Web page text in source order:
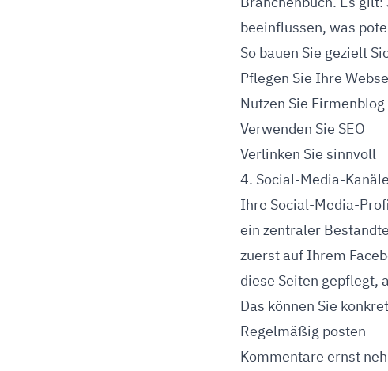
beeinflussen, was
So bauen Sie gezielt
Pflegen Sie Ihre
Nutzen Sie
Verwenden Sie SEO
Verlinken Sie sinnvoll
4. Social-Media-
Ihre Social-Media-
ein zentraler
zuerst auf Ihrem
diese Seiten gepflegt,
Das können Sie
Regelmäßig posten
Kommentare ernst